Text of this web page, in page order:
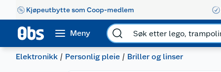
Kjøpeutbytte som Coop-medlem
Meny
Elektronikk Personlig pleie Briller og linser